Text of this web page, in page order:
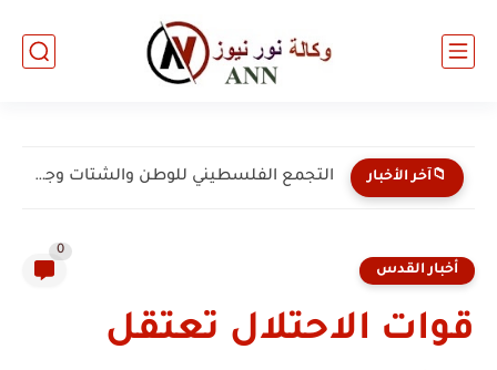
📁آخر الأخبار التجمع الفلسطيني للوطن والشتات وجمعية البركة الخيرية يبحثان مع...
أخبار القدس
0
قوات الاحتلال تعتقل